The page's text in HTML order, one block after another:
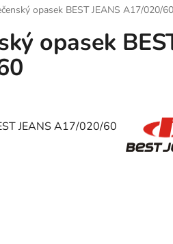
opasek BEST JEANS A17/020/60
opasek
JEANSA17/020/60